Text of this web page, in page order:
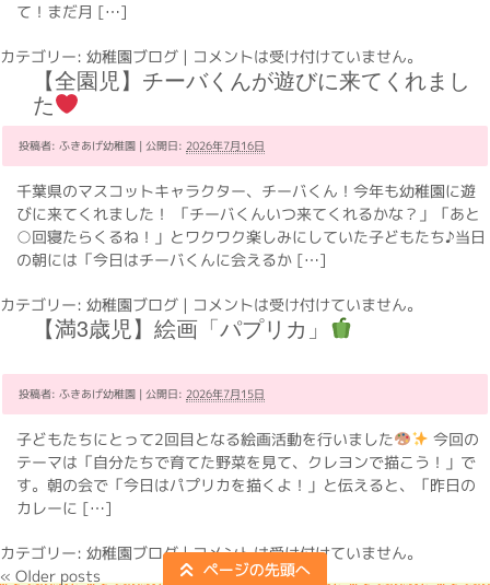
て！まだ月 […]
カテゴリー: 幼稚園ブログ | コメントは受け付けていません。
【全園児】チーバくんが遊びに来てくれまし
た
投稿者: ふきあげ幼稚園 | 公開日: 2026年7月16日
千葉県のマスコットキャラクター、チーバくん！今年も幼稚園に遊
びに来てくれました！ 「チーバくんいつ来てくれるかな？」「あと
○回寝たらくるね！」とワクワク楽しみにしていた子どもたち♪当日
の朝には「今日はチーバくんに会えるか […]
カテゴリー: 幼稚園ブログ | コメントは受け付けていません。
【満3歳児】絵画「パプリカ」
投稿者: ふきあげ幼稚園 | 公開日: 2026年7月15日
子どもたちにとって2回目となる絵画活動を行いました
今回の
テーマは「自分たちで育てた野菜を見て、クレヨンで描こう！」で
す。朝の会で「今日はパプリカを描くよ！」と伝えると、「昨日の
カレーに […]
カテゴリー: 幼稚園ブログ | コメントは受け付けていません。
« Older posts